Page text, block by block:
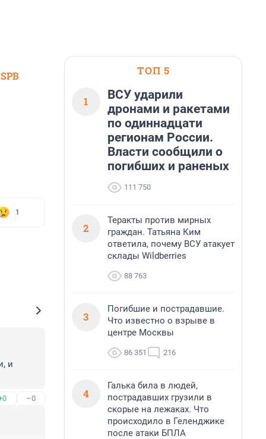
1
и
–0
ТОП 5
1
ВСУ ударили
дронами и ракетами
по одиннадцати
регионам России.
Власти сообщили о
погибших и раненых
111 750
2
Теракты против мирных
граждан. Татьяна Ким
ответила, почему ВСУ атакует
склады Wildberries
88 763
3
Погибшие и пострадавшие.
Что известно о взрыве в
центре Москвы
86 351 216
4
Галька била в людей,
пострадавших грузили в
скорые на лежаках. Что
происходило в Геленджике
после атаки БПЛА